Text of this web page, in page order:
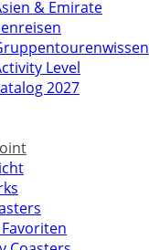
& Emirate
Level
2027